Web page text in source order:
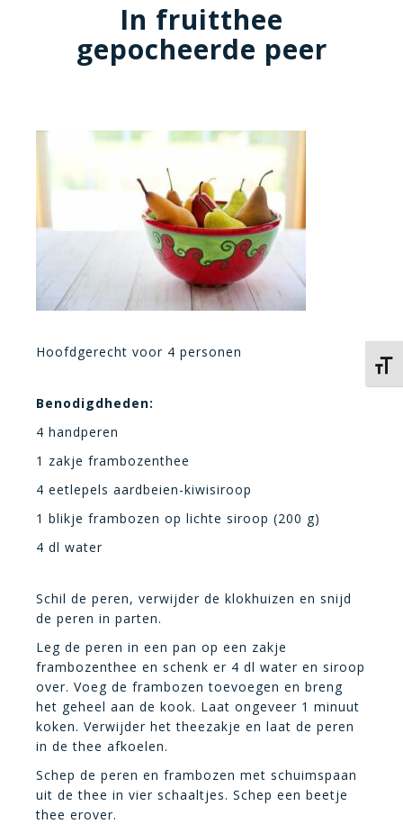
In fruitthee
gepocheerde peer
Hoofdgerecht voor 4 personen
Benodigdheden:
4 handperen
1 zakje frambozenthee
4 eetlepels aardbeien-kiwisiroop
1 blikje frambozen op lichte siroop (200 g)
4 dl water
Schil de peren, verwijder de klokhuizen en snijd
de peren in parten.
Leg de peren in een pan op een zakje
frambozenthee en schenk er 4 dl water en siroop
over. Voeg de frambozen toevoegen en breng
het geheel aan de kook. Laat ongeveer 1 minuut
koken. Verwijder het theezakje en laat de peren
in de thee afkoelen.
Schep de peren en frambozen met schuimspaan
uit de thee in vier schaaltjes. Schep een beetje
thee erover.